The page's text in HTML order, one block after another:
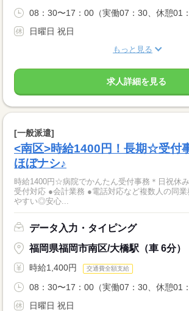
08：30〜17：00（実働07：30、休憩01
日曜日 祝日
もっと見る
求人詳細を見る
[一般派遣]
<南区>時給1400円！長期☆受付
ほぼナシ♪
時給1400円☆病院でかんたん受付事務＊日祝休
受付対応 ●会計業務 ●電話対応など複数人の同
やすい◎安心...
データ入力・タイピング
福岡県福岡市南区/大橋駅（車 6分）
時給1,400円 交通費全額支給
08：30〜17：00（実働07：30、休憩01
日曜日 祝日